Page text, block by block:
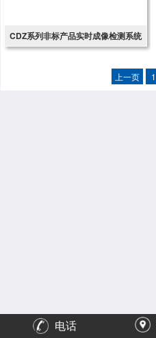
CDZ系列非标产品实时成像检测系统
上一页 1
电话